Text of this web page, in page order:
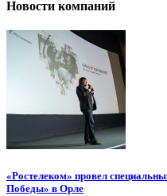
Новости компаний
«Ростелеком» провел
Победы» в Орле